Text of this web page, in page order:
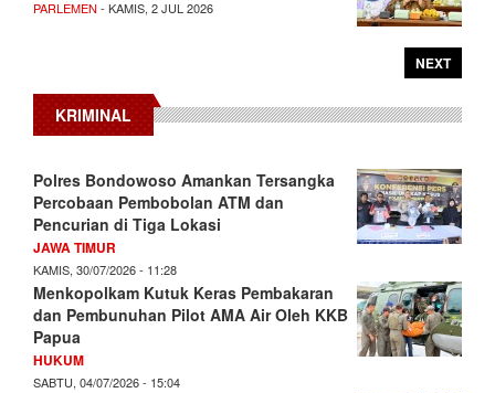
PARLEMEN - KAMIS, 2 JUL 2026
NEXT
KRIMINAL
Polres Bondowoso Amankan Tersangka
Percobaan Pembobolan ATM dan
Pencurian di Tiga Lokasi
JAWA TIMUR
KAMIS, 30/07/2026 - 11:28
Menkopolkam Kutuk Keras Pembakaran
dan Pembunuhan Pilot AMA Air Oleh KKB
Papua
HUKUM
SABTU, 04/07/2026 - 15:04